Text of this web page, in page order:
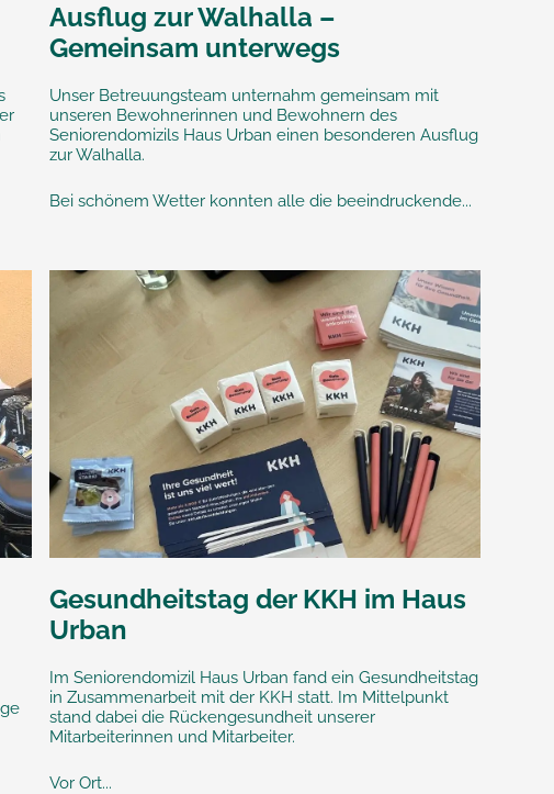
Ausflug zur Walhalla –
Gemeinsam unterwegs
Unser Betreuungsteam unternahm gemeinsam mit
unseren Bewohnerinnen und Bewohnern des
Seniorendomizils Haus Urban einen besonderen Ausflug
zur Walhalla.
Bei schönem Wetter konnten alle die beeindruckende...
Gesundheitstag der KKH im Haus
Urban
Im Seniorendomizil Haus Urban fand ein Gesundheitstag
in Zusammenarbeit mit der KKH statt. Im Mittelpunkt
stand dabei die Rückengesundheit unserer
Mitarbeiterinnen und Mitarbeiter.
Vor Ort...